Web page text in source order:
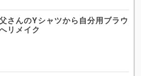
さんのYシャツから自分用ブラウ
リメイク